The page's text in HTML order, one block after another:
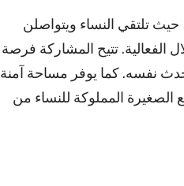
حيث تلتقي النساء ويتواصلن
تتيح المشاركة فرصة
نفسه. كما يوفر مساحة آمنة
المملوكة للنساء من